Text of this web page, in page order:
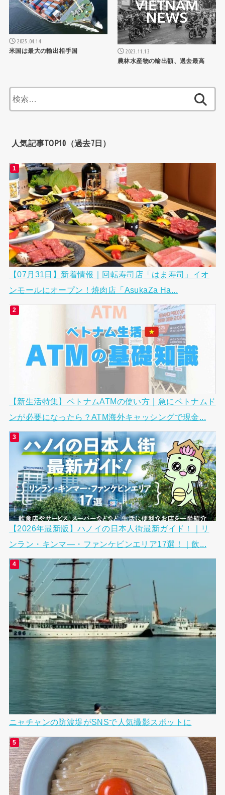
2025.04.14
米国は最大の輸出相手国 2023.11.13
農林水産物の輸出額、過去最高
索:
人気記事TOP10（過去7日）
【07月31日】新着情報｜回転寿司店「はま寿司」イオ
ンモールにオープン！焼肉店「AsukaZa Ha...
【新生活特集】ベトナムATMの使い方｜急にベトナムド
ンが必要になったら？ATM海外キャッシングで現金...
【2026年最新版】ハノイの日本人街最新ガイド！｜リ
ンラン・キンマ―・ファンケビンエリア17選！｜飲...
ニャチャンの防波堤がSNSで人気撮影スポットに